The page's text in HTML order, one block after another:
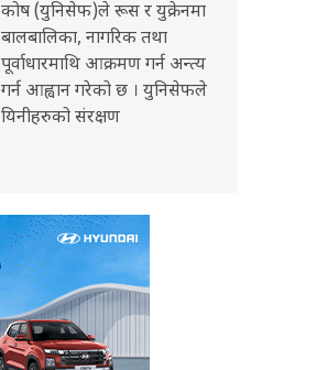
कोष (युनिसेफ)ले रूस र युक्रेनमा
बालबालिका, नागरिक तथा
पूर्वाधारमाथि आक्रमण गर्न अन्त्य
गर्न आह्वान गरेको छ । युनिसेफले
यिनीहरुको संरक्षण